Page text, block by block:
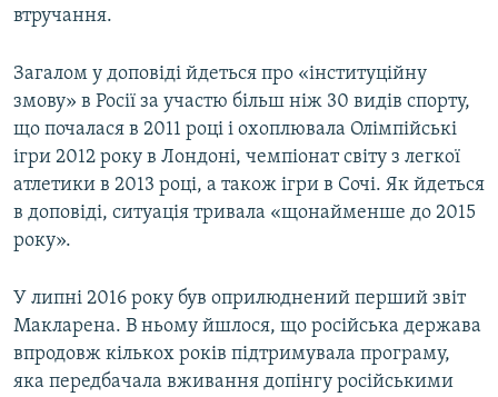
ІНФОГРАФІКА
ДОЛУЧАЙСЯ!
Усі сайти RFE/RL
втручання.
Загалом у доповіді йдеться про «інституційну
змову» в Росії за участю більш ніж 30 видів спорту,
що почалася в 2011 році і охоплювала Олімпійські
ігри 2012 року в Лондоні, чемпіонат світу з легкої
атлетики в 2013 році, а також ігри в Сочі. Як йдеться
в доповіді, ситуація тривала «щонайменше до 2015
року».
У липні 2016 року був оприлюднений перший звіт
Макларена. В ньому йшлося, що російська держава
впродовж кількох років підтримувала програму,
яка передбачала вживання допінгу російськими